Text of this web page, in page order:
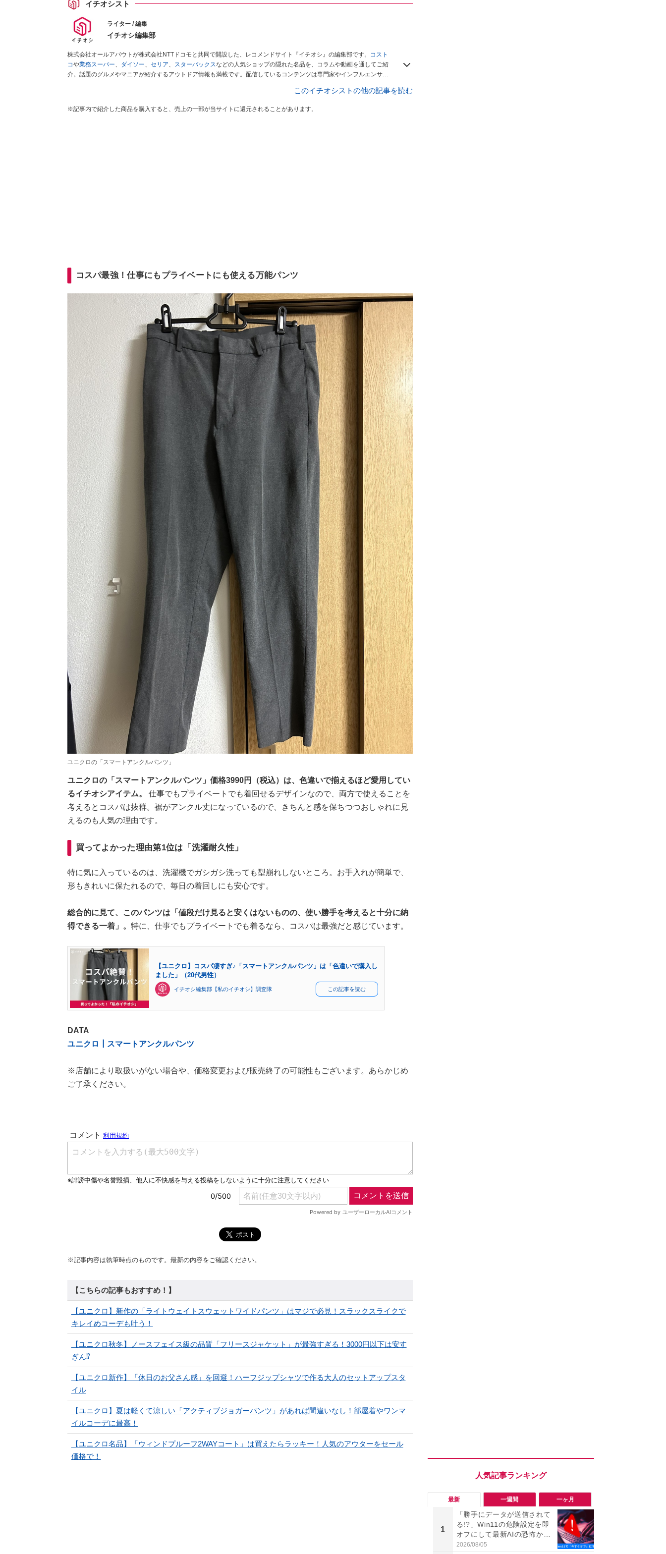
イチオシスト
ライター / 編集
イチオシ編集部
株式会社オールアバウトが株式会社NTTドコモと共同で開設した、レコメンドサイト『イチオシ』の編集部です。
コスト
コや業務スーパー、 ダイソー、 セリア、 スターバックスなどの人気ショップの隠れた名品を、コラムや動画を通してご紹
介。話題のグルメやマニアが紹介するアウトドア情報も満載です。配信しているコンテンツは専門家やインフルエンサー
このイチオシストの他の記事を読む
※記事内で紹介した商品を購入すると、売上の一部が当サイトに還元されることがあります。
コスパ最強！仕事にもプライベートにも使える万能パンツ
ユニクロの「スマートアンクルパンツ」
ユニクロの「スマートアンクルパンツ」価格3990円（税込）は、色違いで揃えるほど愛用してい
るイチオシアイテム。
仕事でもプライベートでも着回せるデザインなので、両方で使えることを
考えるとコスパは抜群。裾がアンクル丈になっているので、きちんと感を保ちつつおしゃれに見
えるのも人気の理由です。
買ってよかった理由第1位は「洗濯耐久性」
特に気に入っているのは、洗濯機でガシガシ洗っても型崩れしないところ。お手入れが簡単で、
形もきれいに保たれるので、毎日の着回しにも安心です。
総合的に見て、このパンツは「値段だけ見ると安くはないものの、使い勝手を考えると十分に納
得できる一着」。 特に、仕事でもプライベートでも着るなら、コスパは最強だと感じています。
【ユニクロ】コスパ凄すぎ♪「スマートアンクルパンツ」は「色違いで購入し
ました」（20代男性）
イチオシ編集部【私のイチオシ】調査隊 この記事を読む
DATA
ユニクロ┃スマートアンクルパンツ
※店舗により取扱いがない場合や、価格変更および販売終了の可能性もございます。あらかじめ
ご了承ください。
※記事内容は執筆時点のものです。最新の内容をご確認ください。
【こちらの記事もおすすめ！】
【ユニクロ】新作の「ライトウェイトスウェットワイドパンツ」はマジで必見！スラックスライクで
キレイめコーデも叶う！
【ユニクロ秋冬】ノースフェイス級の品質「フリースジャケット」が最強すぎる！3000円以下は安す
ぎん⁉
【ユニクロ新作】「休日のお父さん感」を回避！ハーフジップシャツで作る大人のセットアップスタ
イル
【ユニクロ】夏は軽くて涼しい「アクティブジョガーパンツ」があれば間違いなし！部屋着やワンマ
イルコーデに最高！
【ユニクロ名品】「ウィンドプルーフ2WAYコート」は買えたらラッキー！人気のアウターをセール
価格で！
最新 一週間 一ヶ月
1
「勝手にデータが送信されて
る!?」Win11の危険設定を即
オフにして最新AIの恐怖から
身を守る技
2026/08/05